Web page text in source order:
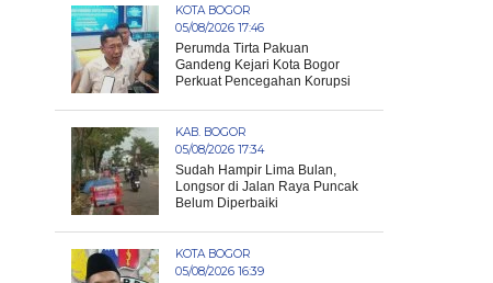
KOTA BOGOR
05/08/2026 17:46
Perumda Tirta Pakuan
Gandeng Kejari Kota Bogor
Perkuat Pencegahan Korupsi
KAB. BOGOR
05/08/2026 17:34
Sudah Hampir Lima Bulan,
Longsor di Jalan Raya Puncak
Belum Diperbaiki
KOTA BOGOR
05/08/2026 16:39